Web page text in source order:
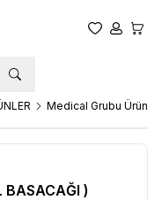
Favorilerim
Hesabım
Medical Grubu Ürünler
BASACAĞI )